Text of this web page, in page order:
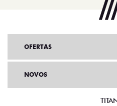
OFERTAS
NOVOS